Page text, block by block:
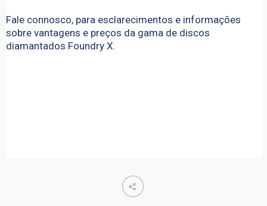
Fale connosco, para esclarecimentos e informações
sobre vantagens e preços da gama de discos
diamantados Foundry X.